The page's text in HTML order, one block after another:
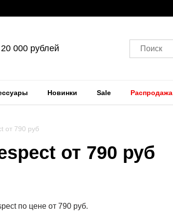
000 рублей Поиск
Новинки Sale Распродажа
от 790 руб
от 790 руб
по цене от 790 руб.